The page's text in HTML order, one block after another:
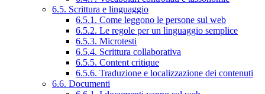
6.5. Scrittura e linguaggio
6.5.1. Come leggono le persone sul web
6.5.2. Le regole per un linguaggio semplice
6.5.3. Microtesti
6.5.4. Scrittura collaborativa
6.5.5. Content critique
6.5.6. Traduzione e localizzazione dei contenuti
6.6. Documenti